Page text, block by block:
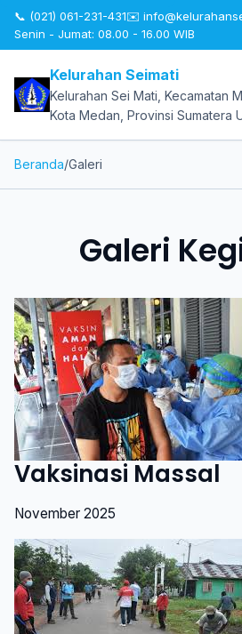
📞 (021) 061-231-431✉️
Senin - Jumat: 08.00 - 16.00 WIB
Kelurahan Seimati
Kelurahan Sei Mati, Kecamatan
Kota Medan, Provinsi Sumatera
Beranda/Galeri
Galeri
Vaksinasi Massal
November 2025